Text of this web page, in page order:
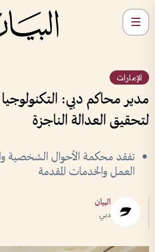
الإمارات
مدير محاكم دبي:
لتحقيق العدالة الناجزة
تفقد محكمة الأحوال الشخصية
العمل والخدمات المقدمة
البيان
دبي